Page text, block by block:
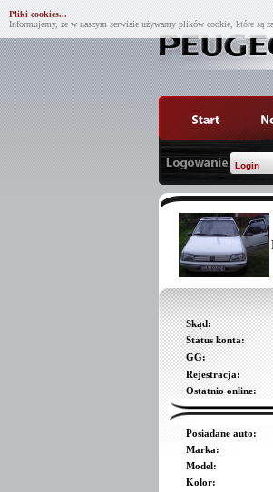
Pliki cookies...
Informujemy, że w naszym serwisie używamy plików cookie, które są
Skąd:
Status konta:
GG:
Rejestracja:
Ostatnio online:
Posiadane auto:
Marka:
Model:
Kolor: